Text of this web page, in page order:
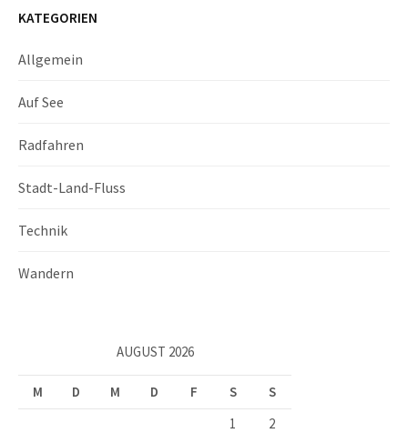
KATEGORIEN
Allgemein
Auf See
Radfahren
Stadt-Land-Fluss
Technik
Wandern
AUGUST 2026
M D M D F S
S
1
2